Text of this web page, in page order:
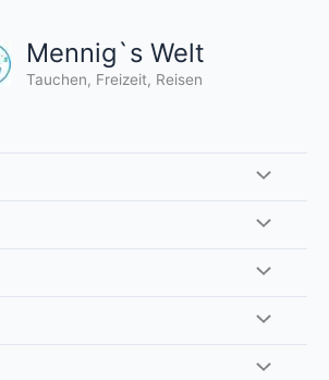
Mennig`s Welt
Tauchen, Freizeit, Reisen